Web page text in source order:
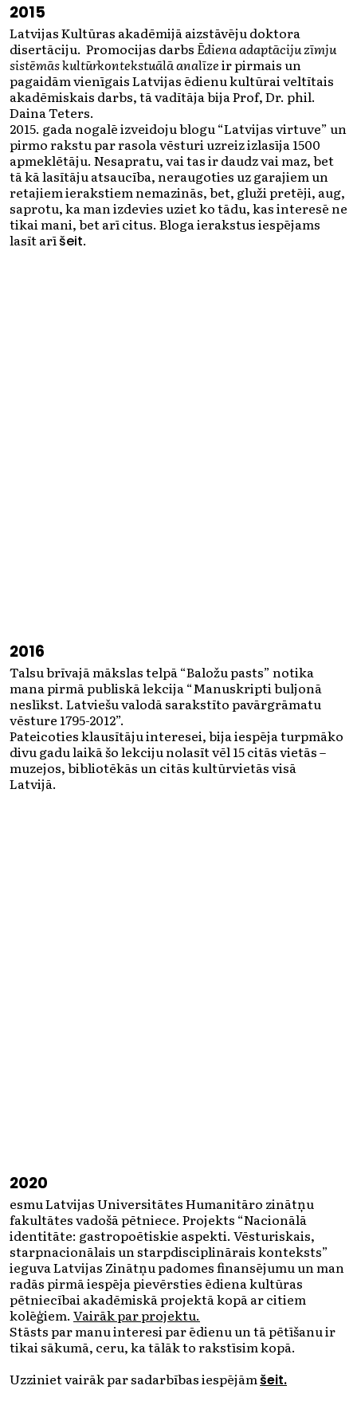
2015
LatvijasKultūras akadēmijā aizstāvēju doktora
disertāciju. Promocijas darbs Ēdiena adaptāciju zīmju
sistēmās kultūrkontekstuālā analīzeir pirmais un
pagaidām vienīgais Latvijas ēdienu kultūrai veltītais
akadēmiskais darbs, tā vadītāja bija Prof, Dr. phil.
Daina Teters.
2015. gada nogalē izveidoju blogu “Latvijas virtuve” un
pirmo rakstu par rasola vēsturi uzreiz izlasīja 1500
apmeklētāju. Nesapratu, vai tas ir daudz vai maz, bet
tā kā lasītāju atsaucība, neraugoties uz garajiem un
retajiem ierakstiem nemazinās, bet, gluži pretēji, aug,
saprotu, ka man izdevies uziet ko tādu, kas interesē ne
tikai mani, bet arī citus. Bloga ierakstus iespējams
lasīt arīšeit.
2016
Talsu brīvajā mākslas telpā “Baložu pasts” notika
mana pirmā publiskā lekcija “Manuskripti buljonā
neslīkst. Latviešu valodā sarakstīto pavārgrāmatu
vēsture 1795-2012”.
Pateicoties klausītāju interesei, bija iespēja turpmāko
divu gadu laikā šo lekciju nolasīt vēl 15 citās vietās –
muzejos, bibliotēkās un citās kultūrvietās visā
Latvijā.
2020
esmu Latvijas Universitātes Humanitāro zinātņu
fakultātes vadošā pētniece. Projekts “Nacionālā
identitāte: gastropoētiskie aspekti. Vēsturiskais,
starpnacionālais un starpdisciplinārais konteksts”
ieguva Latvijas Zinātņu padomes finansējumu un man
radās pirmā iespēja pievērsties ēdiena kultūras
pētniecībai akadēmiskā projektā kopā ar citiem
kolēģiem. Vairāk par projektu.
Stāsts par manu interesi par ēdienu un tā pētīšanu ir
tikai sākumā, ceru, ka tālāk to rakstīsim kopā.
Uzziniet vairāk par sadarbības iespējāmšeit.